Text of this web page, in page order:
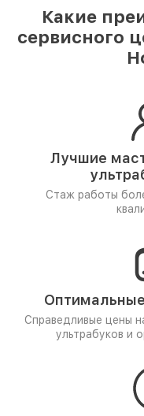
Какие
сервисного
Лучшие
Стаж работы
Справедливые цены
ультрабуков и